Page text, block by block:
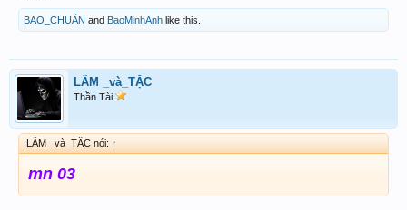
BAO_CHUẨN and BaoMinhAnh like this.
LÂM _và_TẶC
Thần Tài
LÂM _và_TẶC nói: ↑
mn 03